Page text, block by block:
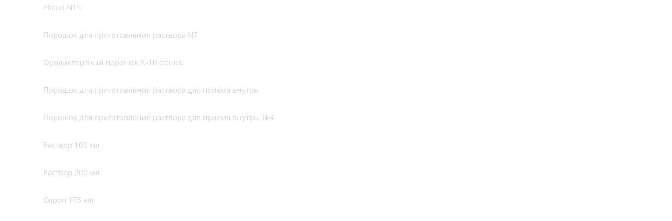
Plicuri N15
Порошок для приготовления раствора N7
Ородисперсный порошок №10 (саше).
Порошок для приготовления раствора для приема внутрь
Порошок для приготовления раствора для приема внутрь, №4
Раствор 100 мл
Раствор 200 мл
Сироп 175 мл